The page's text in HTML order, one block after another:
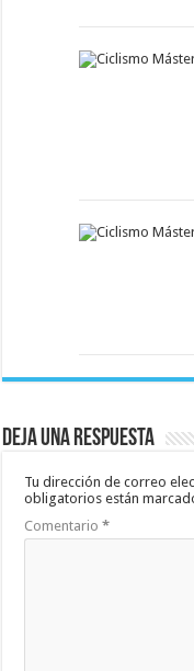
Deja una respuesta
Tu dirección de correo
obligatorios están
Comentario*